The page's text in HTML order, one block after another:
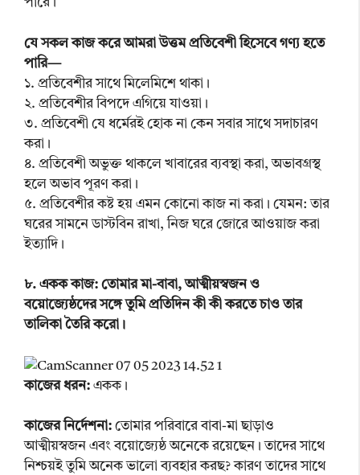
পারে।
যে সকল কাজ করে আমরা উত্তম প্রতিবেশী হিসেবে গণ্য হতে
পারি—
১. প্রতিবেশীর সাথে মিলেমিশে থাকা।
২. প্রতিবেশীর বিপদে এগিয়ে যাওয়া।
৩. প্রতিবেশী যে ধর্মেরই হোক না কেন সবার সাথে সদাচারণ
করা।
৪. প্রতিবেশী অভুক্ত থাকলে খাবারের ব্যবস্থা করা, অভাবগ্রস্থ
হলে অভাব পূরণ করা।
৫. প্রতিবেশীর কষ্ট হয় এমন কোনো কাজ না করা। যেমন: তার
ঘরের সামনে ডাস্টবিন রাখা, নিজ ঘরে জোরে আওয়াজ করা
ইত্যাদি।
৮. একক কাজ: তোমার মা-বাবা, আত্মীয়স্বজন ও
বয়োজ্যেষ্ঠদের সঙ্গে তুমি প্রতিদিন কী কী করতে চাও তার
তালিকা তৈরি করো।
কাজের ধরন: একক।
কাজের নির্দেশনা: তোমার পরিবারে বাবা-মা ছাড়াও
আত্মীয়স্বজন এবং বয়োজ্যেষ্ঠ অনেকে রয়েছেন। তাদের সাথে
নিশ্চয়ই তুমি অনেক ভালো ব্যবহার করছ? কারণ তাদের সাথে